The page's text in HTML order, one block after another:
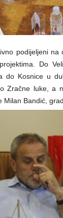
podijeljeni
Do
do Kosnice u
Zračne luke, a
Milan Bandić,